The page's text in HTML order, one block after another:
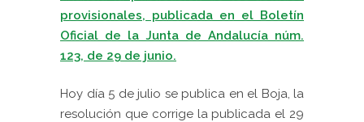
provisionales, publicada en el Boletín
Oficial de la Junta de Andalucía núm.
123, de 29 de junio.
Hoy día 5 de julio se publica en el Boja, la
resolución que corrige la publicada el 29